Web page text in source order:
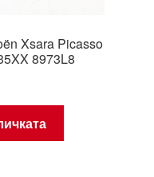
Xsara Picasso
8973L8